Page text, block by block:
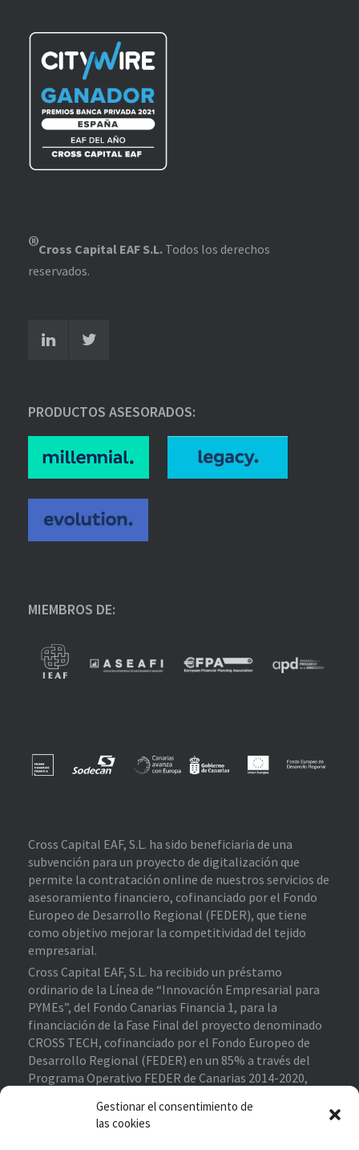
Gestionar el consentimiento de
las cookies
®Cross Capital EAF S.L. Todos los derechos
reservados.
PRODUCTOS ASESORADOS:
MIEMBROS DE:
Cross Capital EAF, S.L. ha sido beneficiaria de una
subvención para un proyecto de digitalización que
permite la contratación online de nuestros servicios de
asesoramiento financiero, cofinanciado por el Fondo
Europeo de Desarrollo Regional (FEDER), que tiene
como objetivo mejorar la competitividad del tejido
empresarial.
Cross Capital EAF, S.L. ha recibido un préstamo
ordinario de la Línea de “Innovación Empresarial para
PYMEs”, del Fondo Canarias Financia 1, para la
financiación de la Fase Final del proyecto denominado
CROSS TECH, cofinanciado por el Fondo Europeo de
Desarrollo Regional (FEDER) en un 85% a través del
Programa Operativo FEDER de Canarias 2014-2020,
prioritario 1 “Potenciar la investigación, el desarrollo
tecnológico y la innovación”.